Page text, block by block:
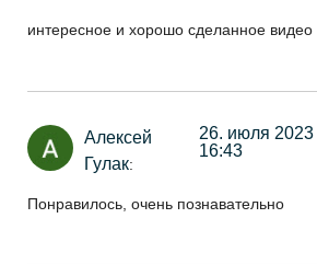
интересное и хорошо сделанное видео
Алексей
Гулак:
26. июля
16:43
Понравилось, очень познавательно